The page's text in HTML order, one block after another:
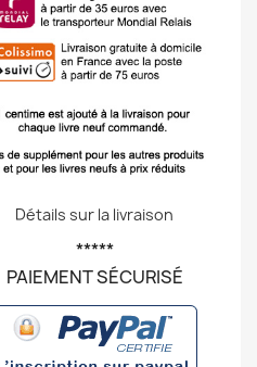
Détails sur la livraison
*****
PAIEMENT SÉCURISÉ